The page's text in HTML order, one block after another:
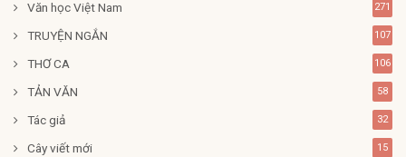
Văn học Việt Nam 271
TRUYỆN NGẮN 107
THƠ CA 106
TẢN VĂN 58
Tác giả 32
Cây viết mới 15